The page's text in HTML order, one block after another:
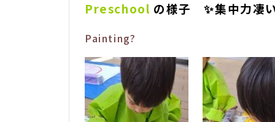
Preschool の様子 ✨集中力凄
Painting?